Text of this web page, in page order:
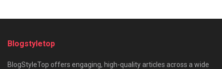
Blogstyletop
BlogStyleTop offers engaging, high-quality articles across a wide